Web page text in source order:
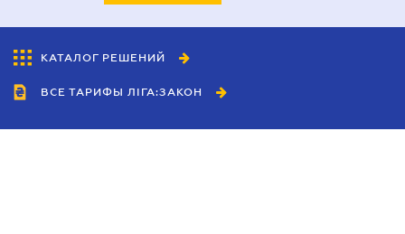
КАТАЛОГ РЕШЕНИЙ
ВСЕ ТАРИФЫ ЛІГА:ЗАКОН